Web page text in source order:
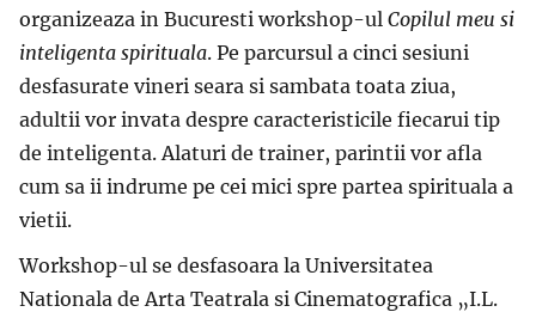
organizeaza in Bucuresti workshop-ul Copilul meu si
inteligenta spirituala. Pe parcursul a cinci sesiuni
desfasurate vineri seara si sambata toata ziua,
adultii vor invata despre caracteristicile fiecarui tip
de inteligenta. Alaturi de trainer, parintii vor afla
cum sa ii indrume pe cei mici spre partea spirituala a
vietii.
Workshop-ul se desfasoara la Universitatea
Nationala de Arta Teatrala si Cinematografica „I.L.